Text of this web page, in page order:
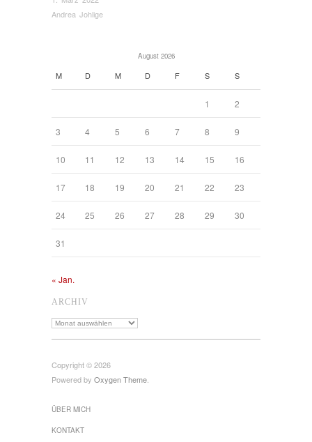
Andrea Johlige
August 2026
M D M D F S S
1 2
3 4 5 6 7 8 9
10 11 12 13 14 15 16
17 18 19 20 21 22 23
24 25 26 27 28 29 30
31
« Jan.
ARCHIV
Archiv
Copyright © 2026
Powered by Oxygen Theme.
ÜBER MICH
KONTAKT